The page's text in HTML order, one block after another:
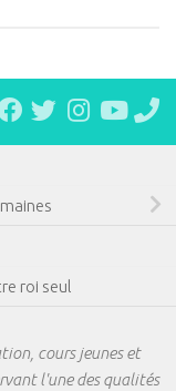
roi seul
cours jeunes et
l'une des qualités